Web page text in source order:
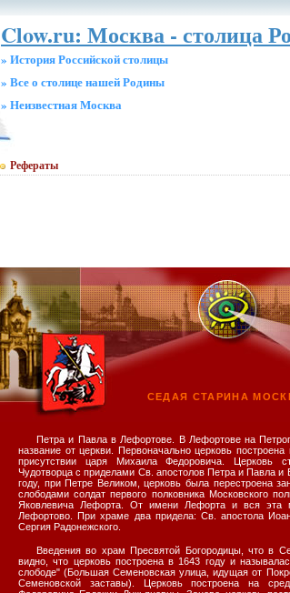
Clow.ru: Москва - столица
» История Российской столицы
» Все о столице нашей Родины
» Неизвестная Москва
Рефераты
СЕДАЯ СТАРИНА
Петра и Павла в Лефортове. В Лефортове на
название от церкви. Первоначально церковь
присутствии царя Михаила Федоровича. Церковь
Чудотворца с приделами Св. апостолов Петра и Павла и
году, при Петре Великом, церковь была перестроена
слободами солдат первого полковника Московского
Яковлевича Лефорта. От имени Лефорта и вся эта
Лефортово. При храме два придела: Св. апостола
Сергия Радонежского.
Введения во храм Пресвятой Богородицы, что в
видно, что церковь построена в 1643 году и
слободе" (Большая Семеновская улица, идущая от
Семеновской заставы). Церковь построена на